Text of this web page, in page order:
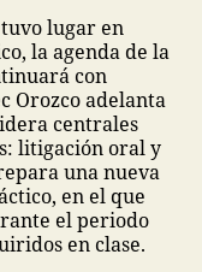
lugar en
la agenda de la
con
Orozco adelanta
centrales
litigación oral y
una nueva
en el que
el periodo
en clase.